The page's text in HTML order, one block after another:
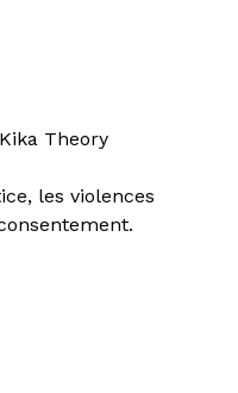
Theory
les violences